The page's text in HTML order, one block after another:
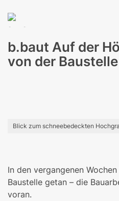
b.baut Auf der
von der Baustelle
Blick zum schneebedeckten
In den vergangenen
Baustelle getan – die
voran.